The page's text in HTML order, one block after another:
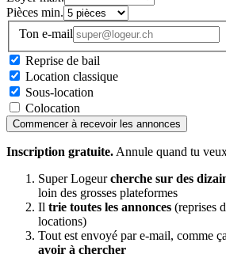
Pièces min.
Ton e-mail
Reprise de bail
Location classique
Sous-location
Colocation
Commencer à recevoir les annonces
Inscription gratuite. Annule quand tu
Super Logeurcherche sur des
loin des grosses plateformes
Il trie toutes les annonces (reprises
locations)
Tout est envoyé par e-mail, comme
avoir à chercher